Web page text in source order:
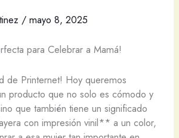
/ mayo 8, 2025
para Celebrar a Mamá!
de Printernet! Hoy queremos
producto que no solo es cómodo y
que también tiene un significado
con impresión vinil** a un color,